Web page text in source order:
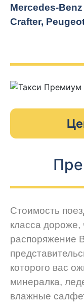
Mercedes-
Crafter,
Стоимость
класса
распоряжение
которого вас
минералка,
влажные